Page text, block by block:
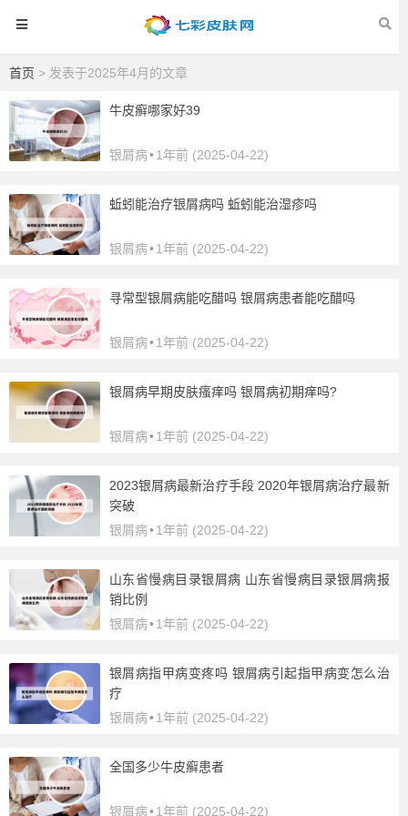
首页 > 发表于2025年4月的文章
牛皮癣哪家好39
银屑病•1年前 (2025-04-22)
蚯蚓能治疗银屑病吗 蚯蚓能治湿疹吗
银屑病•1年前 (2025-04-22)
寻常型银屑病能吃醋吗 银屑病患者能吃醋吗
银屑病•1年前 (2025-04-22)
银屑病早期皮肤瘙痒吗 银屑病初期痒吗?
银屑病•1年前 (2025-04-22)
2023银屑病最新治疗手段 2020年银屑病治疗最新
突破
银屑病•1年前 (2025-04-22)
山东省慢病目录银屑病 山东省慢病目录银屑病报
销比例
银屑病•1年前 (2025-04-22)
银屑病指甲病变疼吗 银屑病引起指甲病变怎么治
疗
银屑病•1年前 (2025-04-22)
全国多少牛皮癣患者
银屑病•1年前 (2025-04-22)